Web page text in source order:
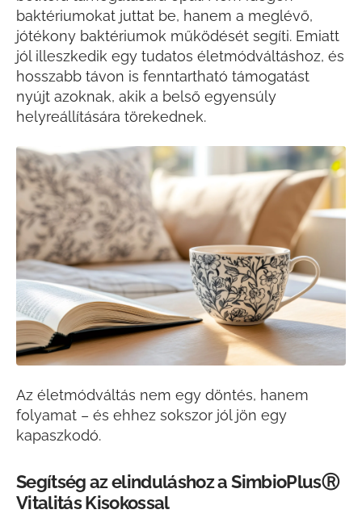
baktériumokat juttat be, hanem a meglévő,
jótékony baktériumok működését segíti. Emiatt
jól illeszkedik egy tudatos életmódváltáshoz, és
hosszabb távon is fenntartható támogatást
nyújt azoknak, akik a belső egyensúly
helyreállítására törekednek.
Az életmódváltás nem egy döntés, hanem
folyamat – és ehhez sokszor jól jön egy
kapaszkodó.
Segítség az elinduláshoz a SimbioPlusⓇ
Vitalitás Kisokossal